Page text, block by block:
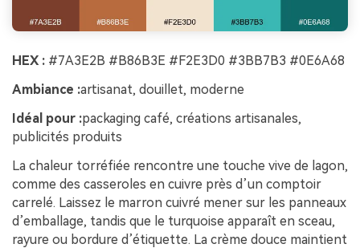
HEX : #7A3E2B #B86B3E #F2E3D0 #3BB7B3 #0E6A68
Ambiance :artisanat, douillet, moderne
Idéal pour :packaging café, créations artisanales,
publicités produits
La chaleur torréfiée rencontre une touche vive de lagon,
comme des casseroles en cuivre près d’un comptoir
carrelé. Laissez le marron cuivré mener sur les panneaux
d’emballage, tandis que le turquoise apparaît en sceau,
rayure ou bordure d’étiquette. La crème douce maintient